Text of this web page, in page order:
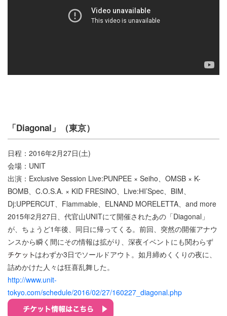
「Diagonal」（東京）
日程：2016年2月27日(土)
会場：UNIT
出演：Exclusive Session Live:PUNPEE × Seiho、OMSB × K-
BOMB、C.O.S.A. × KID FRESINO、Live:HI’Spec、BIM、
Dj:UPPERCUT、Flammable、ELNAND MORELETTA、and more
2015年2月27日、代官山UNITにて開催されたあの「Diagonal」
が、ちょうど1年後、同日に帰ってくる。前回、突然の開催アナウ
ンスから瞬く間にその情報は拡がり、深夜イベントにも関わらず
はわずか3日でソールドアウト。如月締めくくりの夜に、
詰めかけた人々は狂喜乱舞した。
http://www.unit-
tokyo.com/schedule/2016/02/27/160227_diagonal.php